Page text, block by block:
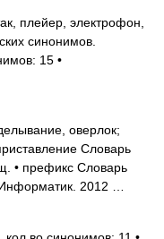
плейер, электрофон,
синонимов.
15 •
оверлок;
Словарь
• префикс Словарь
2012 …